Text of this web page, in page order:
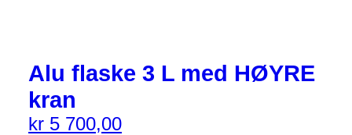
Alu flaske 3 L med HØYRE
kran
kr 5 700,00